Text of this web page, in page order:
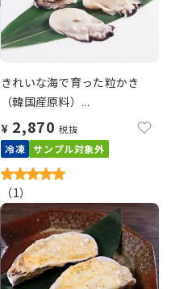
きれいな海で育った粒かき
（韓国産原料）...
¥ 2,870 税抜
冷凍 サンプル対象外
（1）